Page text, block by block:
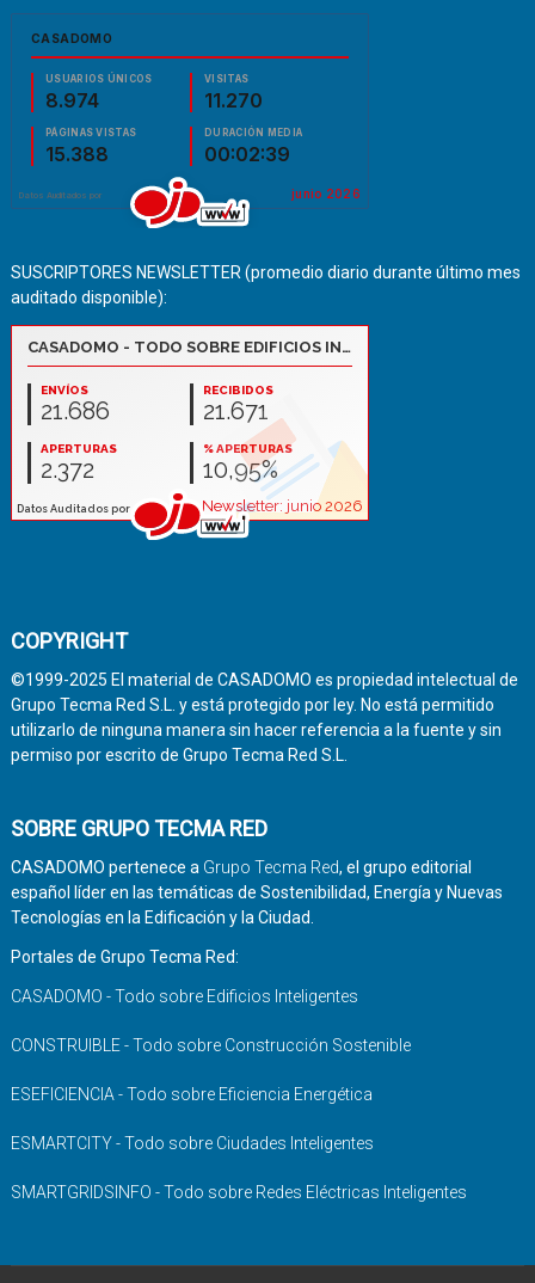
SUSCRIPTORES NEWSLETTER (promedio diario durante último mes
auditado disponible):
COPYRIGHT
©1999-2025 El material de CASADOMO es propiedad intelectual de
Grupo Tecma Red S.L. y está protegido por ley. No está permitido
utilizarlo de ninguna manera sin hacer referencia a la fuente y sin
permiso por escrito de Grupo Tecma Red S.L.
SOBRE GRUPO TECMA RED
CASADOMO pertenece a Grupo Tecma Red, el grupo editorial
español líder en las temáticas de Sostenibilidad, Energía y Nuevas
Tecnologías en la Edificación y la Ciudad.
Portales de Grupo Tecma Red:
CASADOMO - Todo sobre Edificios Inteligentes
CONSTRUIBLE - Todo sobre Construcción Sostenible
ESEFICIENCIA - Todo sobre Eficiencia Energética
ESMARTCITY - Todo sobre Ciudades Inteligentes
SMARTGRIDSINFO - Todo sobre Redes Eléctricas Inteligentes